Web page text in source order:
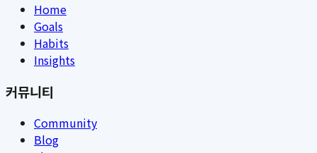
Home
Goals
Habits
Insights
커뮤니티
Community
Blog